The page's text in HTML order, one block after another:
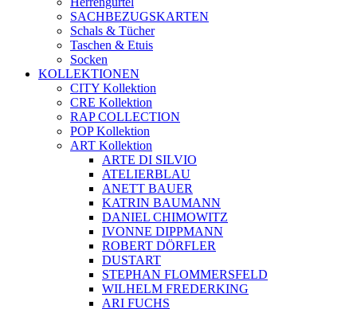
SACHBEZUGSKARTEN
Schals & Tücher
Taschen & Etuis
Socken
KOLLEKTIONEN
CITY Kollektion
CRE Kollektion
RAP COLLECTION
POP Kollektion
ART Kollektion
ARTE DI SILVIO
ATELIERBLAU
ANETT BAUER
KATRIN BAUMANN
DANIEL CHIMOWITZ
IVONNE DIPPMANN
ROBERT DÖRFLER
DUSTART
STEPHAN FLOMMERSFELD
WILHELM FREDERKING
ARI FUCHS